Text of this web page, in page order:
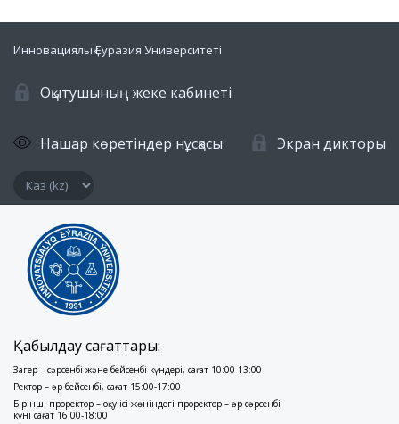
Инновациялық Еуразия Университеті
Оқытушының жеке кабинеті
Нашар көретіндер нұсқасы Экран дикторы
Қабылдау сағаттары:
Заңгер – сәрсенбі және бейсенбі күндері, сағат 10:00-13:00
Ректор – әр бейсенбі, сағат 15:00-17:00
Бірінші проректор – оқу ісі жөніндегі проректор – әр сәрсенбі
күні сағат 16:00-18:00